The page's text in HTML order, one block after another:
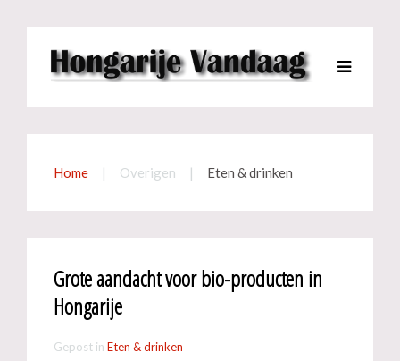
Home Overigen Eten & drinken
Grote aandacht voor bio-producten in
Hongarije
Gepost in Eten & drinken